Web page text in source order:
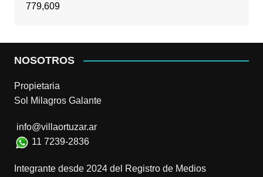
779,609
NOSOTROS
Propietaria
Sol Milagros Galante
info@villaortuzar.ar
11 7239-2836
Integrante desde 2024 del Registro de Medios